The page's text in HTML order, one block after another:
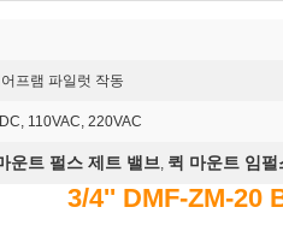
프램 파일럿 작동
110VAC, 220VAC
운트 펄스 제트 밸브, 퀵 마운트 임
3/4'' DMF-ZM-20